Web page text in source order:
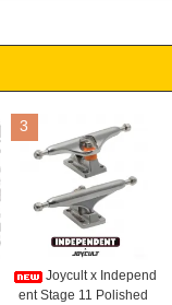
3
Joycult x Independ
ent Stage 11 Polished